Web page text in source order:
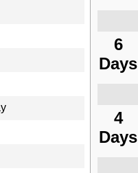
6
Days
4
Days
6
Days
4
Days